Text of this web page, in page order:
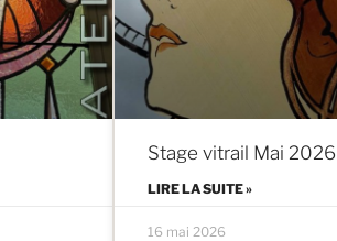
Stage vitrail Mai 2026
LIRE LA SUITE »
16 mai 2026